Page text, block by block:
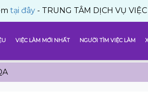
TRUNG TÂM DỊCH VỤ VIỆC LÀM
VIỆC LÀM MỚI NHẤT NGƯỜI TÌM VIỆC LÀM